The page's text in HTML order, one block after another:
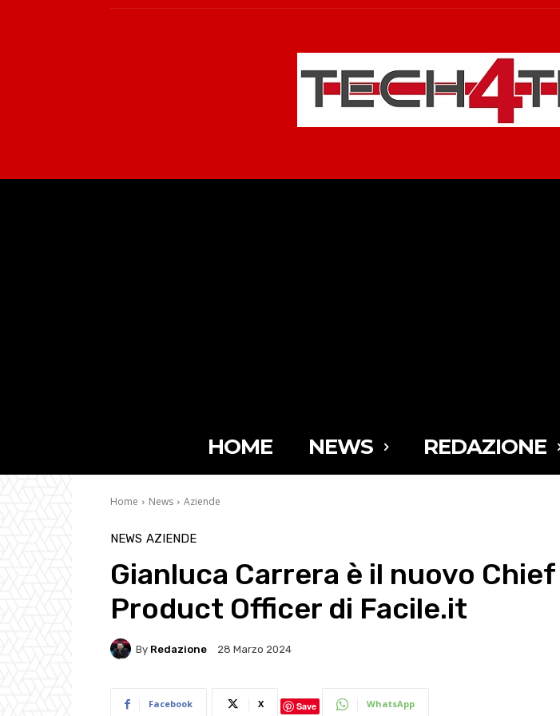
HOME NEWS REDAZIONE
Home News Aziende
NEWS AZIENDE
Gianluca Carrera è il nuovo Chief
Product Officer di Facile.it
By Redazione 28 Marzo 2024
Facebook X Save WhatsApp